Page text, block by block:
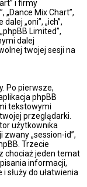
i firmy
„Dance Mix Chart”,
„oni”, „ich”,
Limited”,
dalej
twojej sesji na
Po pierwsze,
phpBB
tekstowymi
przeglądarki.
użytkownika
„session-id”,
Trzecie
chociaż jeden temat
informacji,
służy do ułatwienia